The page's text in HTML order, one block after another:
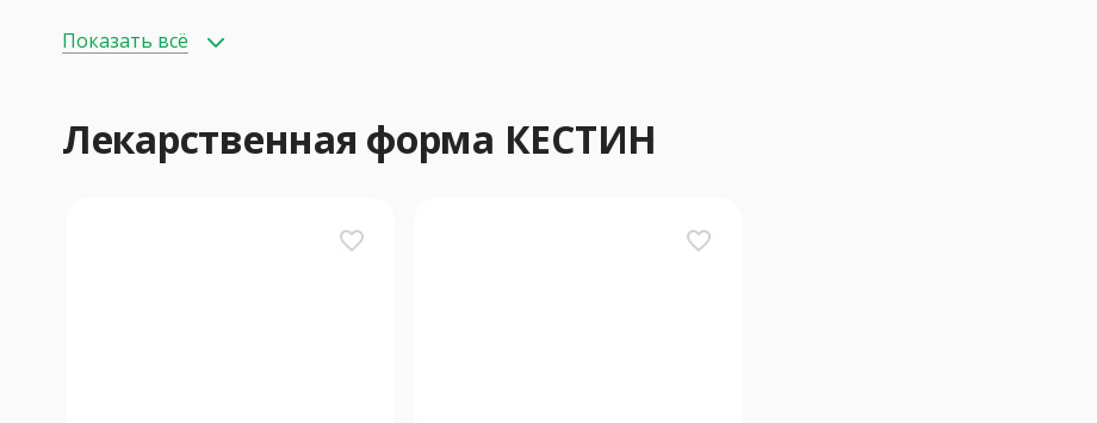
Показать всё
Лекарственная форма КЕСТИН
favorite_border favorite_border